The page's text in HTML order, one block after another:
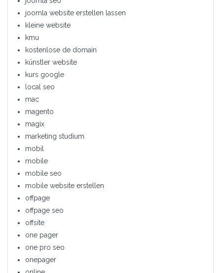
joomla website erstellen lassen
kleine website
kmu
kostenlose de domain
künstler website
kurs google
local seo
mac
magento
magix
marketing studium
mobil
mobile
mobile seo
mobile website erstellen
offpage
offpage seo
offsite
one pager
one pro seo
onepager